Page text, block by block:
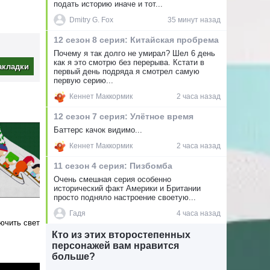
Эрику
на
свет
подать историю иначе и тот...
Dmitry G. Fox 35 минут назад
12 сезон 8 серия: Китайская пробрема
Почему я так долго не умирал? Шел 6 день
как я это смотрю без перерыва. Кстати в
первый день подряда я смотрел самую
первую серию...
Кеннет Маккормик 2 часа назад
12 сезон 7 серия: Улётное время
Баттерс качок видимо...
Кеннет Маккормик 2 часа назад
11 сезон 4 серия: Пизбомба
Очень смешная серия особенно
исторический факт Америки и Британии
просто подняло настроение своетую...
Гадя 4 часа назад
Кто из этих второстепенных
персонажей вам нравится
больше?